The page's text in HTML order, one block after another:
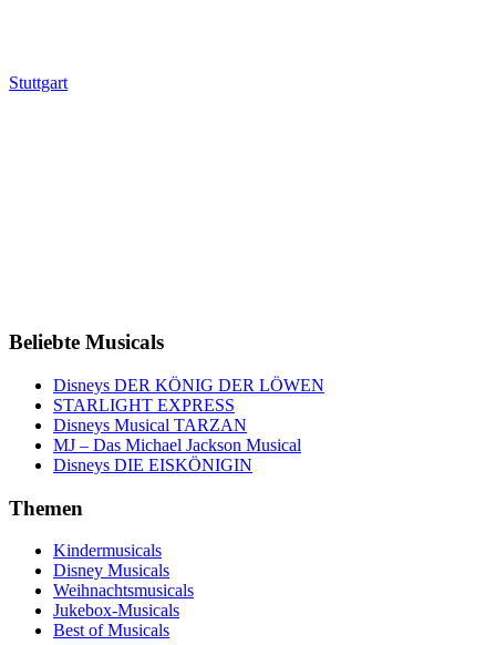
Stuttgart
Beliebte Musicals
Disneys DER KÖNIG DER LÖWEN
STARLIGHT EXPRESS
Disneys Musical TARZAN
MJ – Das Michael Jackson Musical
Disneys DIE EISKÖNIGIN
Themen
Kindermusicals
Disney Musicals
Weihnachtsmusicals
Jukebox-Musicals
Best of Musicals